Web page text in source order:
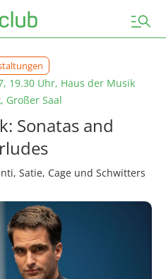
manage_search
19.30 Uhr, Haus der Musik
Großer Saal
Sonatas and
Satie, Cage und Schwitters